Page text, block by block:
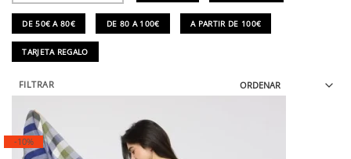
DE 50€ A 80€ DE 80 A 100€ A PARTIR DE 100€
TARJETA REGALO
FILTRAR
-10%